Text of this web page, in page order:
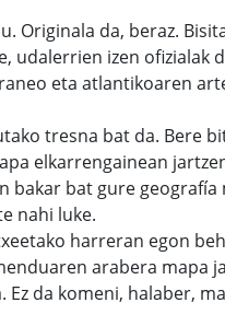
Originala da, beraz.
udalerrien izen ofizialak
eta atlantikoaren
tresna bat da. Bere
elkarrengainean
bat gure geografía
nahi luke.
harreran egon
arabera mapa
da komeni, halaber,